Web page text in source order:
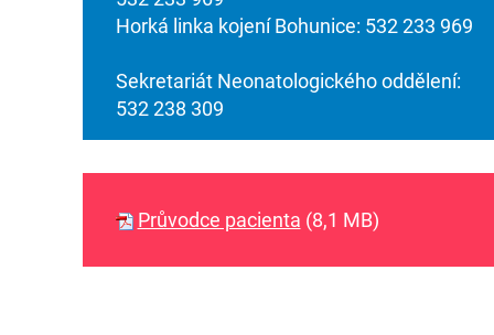
Horká linka kojení Bohunice: 532 233 969
Sekretariát Neonatologického oddělení:
532 238 309
Průvodce pacienta (8,1 MB)